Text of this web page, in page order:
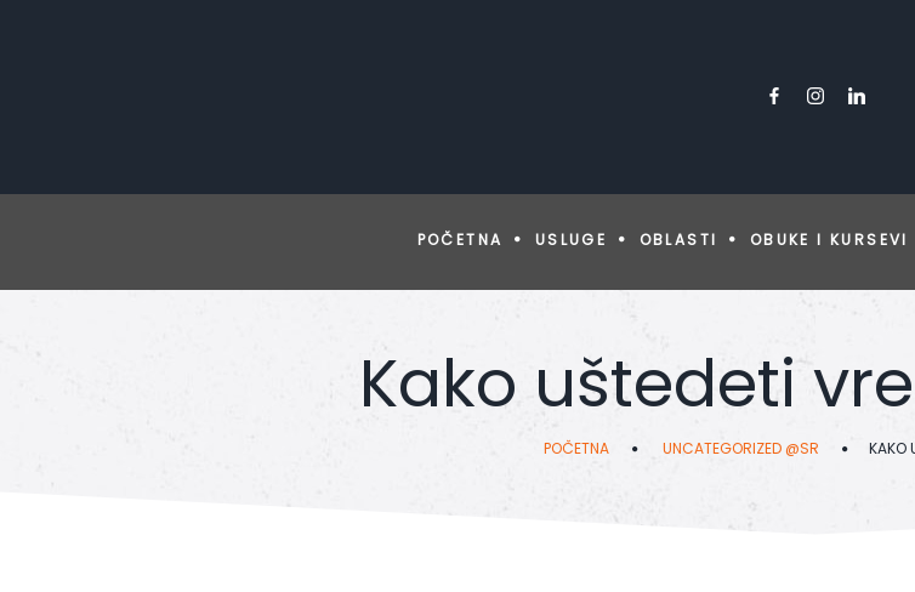
POČETNA USLUGE OBLASTI OBUKE I KURSEVI
Kako uštedeti
POČETNA UNCATEGORIZED @SR KAKO